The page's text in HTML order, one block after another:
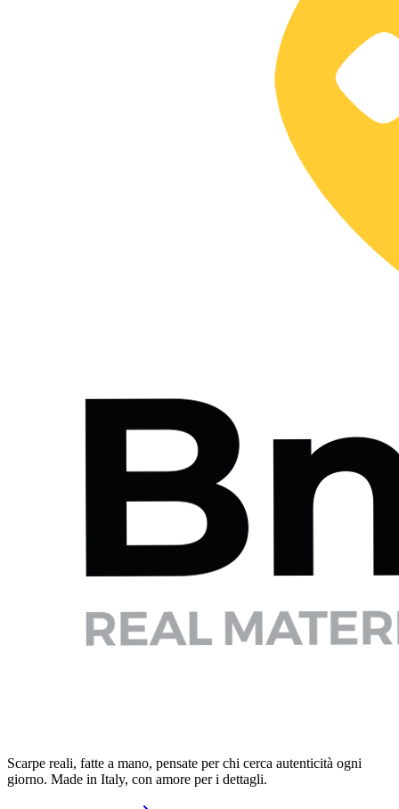
Scarpe reali, fatte a mano, pensate per chi cerca autenticità ogni
giorno. Made in Italy, con amore per i dettagli.